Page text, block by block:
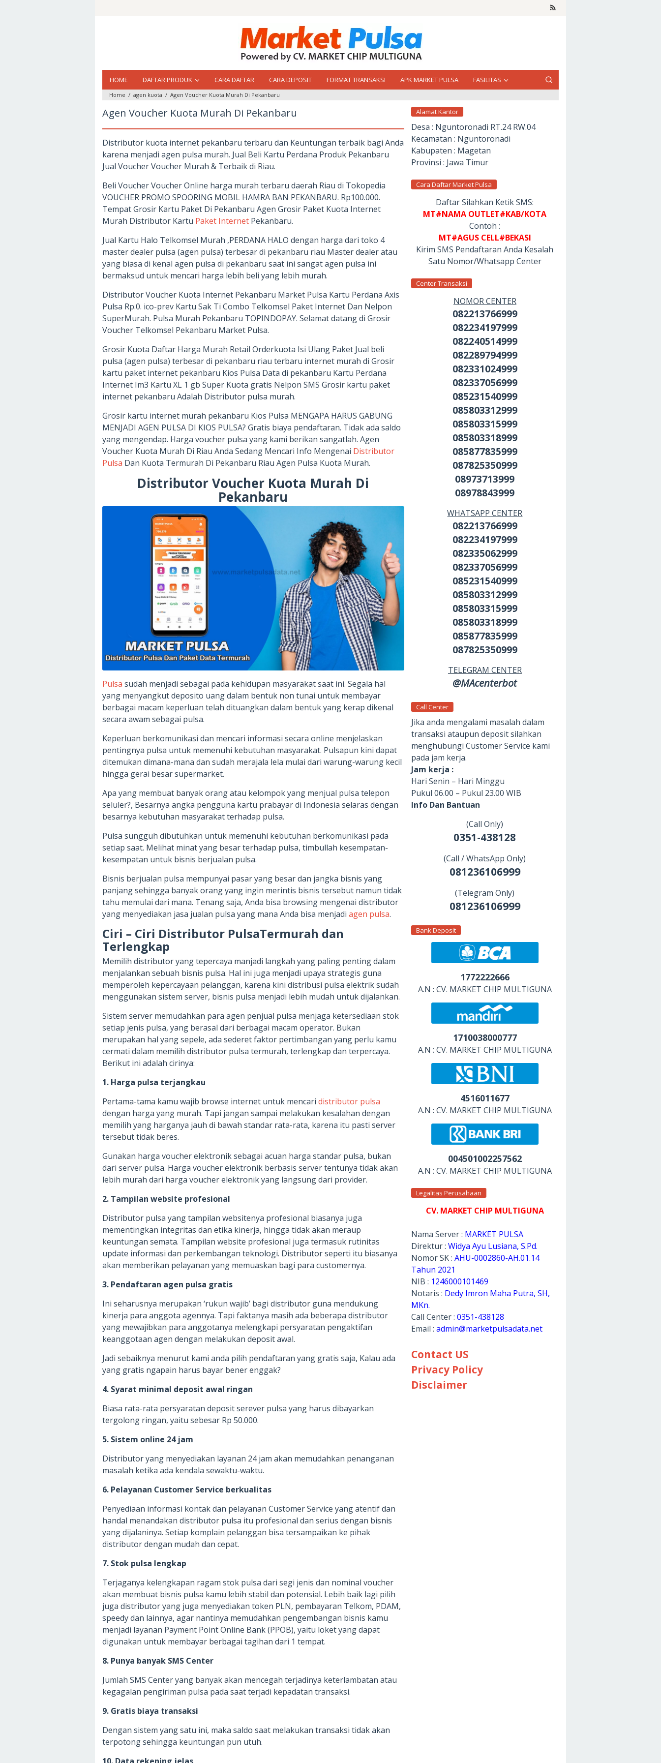
HOME DAFTAR PRODUK CARA DAFTAR CARA DEPOSIT FORMAT TRANSAKSI APK MARKET PULSA FASILITAS
Home / agen kuota / Agen Voucher Kuota Murah Di Pekanbaru
Agen Voucher Kuota Murah Di Pekanbaru
Distributor kuota internet pekanbaru terbaru dan Keuntungan terbaik bagi Anda
karena menjadi agen pulsa murah. Jual Beli Kartu Perdana Produk Pekanbaru
Jual Voucher Voucher Murah & Terbaik di Riau.
Beli Voucher Voucher Online harga murah terbaru daerah Riau di Tokopedia
VOUCHER PROMO SPOORING MOBIL HAMRA BAN PEKANBARU. Rp100.000.
Tempat Grosir Kartu Paket Di Pekanbaru Agen Grosir Paket Kuota Internet
Murah Distributor Kartu Paket Internet Pekanbaru.
Jual Kartu Halo Telkomsel Murah ,PERDANA HALO dengan harga dari toko 4
master dealer pulsa (agen pulsa) terbesar di pekanbaru riau Master dealer atau
yang biasa di kenal agen pulsa di pekanbaru saat ini sangat agen pulsa ini
bermaksud untuk mencari harga lebih beli yang lebih murah.
Distributor Voucher Kuota Internet Pekanbaru Market Pulsa Kartu Perdana Axis
Pulsa Rp.0. ico-prev Kartu Sak Ti Combo Telkomsel Paket Internet Dan Nelpon
SuperMurah. Pulsa Murah Pekanbaru TOPINDOPAY. Selamat datang di Grosir
Voucher Telkomsel Pekanbaru Market Pulsa.
Grosir Kuota Daftar Harga Murah Retail Orderkuota Isi Ulang Paket Jual beli
pulsa (agen pulsa) terbesar di pekanbaru riau terbaru internet murah di Grosir
kartu paket internet pekanbaru Kios Pulsa Data di pekanbaru Kartu Perdana
Internet Im3 Kartu XL 1 gb Super Kuota gratis Nelpon SMS Grosir kartu paket
internet pekanbaru Adalah Distributor pulsa murah.
Grosir kartu internet murah pekanbaru Kios Pulsa MENGAPA HARUS GABUNG
MENJADI AGEN PULSA DI KIOS PULSA? Gratis biaya pendaftaran. Tidak ada saldo
yang mengendap. Harga voucher pulsa yang kami berikan sangatlah. Agen
Voucher Kuota Murah Di Riau Anda Sedang Mencari Info Mengenai Distributor
Pulsa Dan Kuota Termurah Di Pekanbaru Riau Agen Pulsa Kuota Murah.
Distributor Voucher Kuota Murah Di
Pekanbaru
Pulsa sudah menjadi sebagai pada kehidupan masyarakat saat ini. Segala hal
yang menyangkut deposito uang dalam bentuk non tunai untuk membayar
berbagai macam keperluan telah dituangkan dalam bentuk yang kerap dikenal
secara awam sebagai pulsa.
Keperluan berkomunikasi dan mencari informasi secara online menjelaskan
pentingnya pulsa untuk memenuhi kebutuhan masyarakat. Pulsapun kini dapat
ditemukan dimana-mana dan sudah merajala lela mulai dari warung-warung kecil
hingga gerai besar supermarket.
Apa yang membuat banyak orang atau kelompok yang menjual pulsa telepon
seluler?, Besarnya angka pengguna kartu prabayar di Indonesia selaras dengan
besarnya kebutuhan masyarakat terhadap pulsa.
Pulsa sungguh dibutuhkan untuk memenuhi kebutuhan berkomunikasi pada
setiap saat. Melihat minat yang besar terhadap pulsa, timbullah kesempatan-
kesempatan untuk bisnis berjualan pulsa.
Bisnis berjualan pulsa mempunyai pasar yang besar dan jangka bisnis yang
panjang sehingga banyak orang yang ingin merintis bisnis tersebut namun tidak
tahu memulai dari mana. Tenang saja, Anda bisa browsing mengenai distributor
yang menyediakan jasa jualan pulsa yang mana Anda bisa menjadi agen pulsa.
Ciri – Ciri Distributor PulsaTermurah dan
Terlengkap
Memilih distributor yang tepercaya manjadi langkah yang paling penting dalam
menjalankan sebuah bisnis pulsa. Hal ini juga menjadi upaya strategis guna
memperoleh kepercayaan pelanggan, karena kini distribusi pulsa elektrik sudah
menggunakan sistem server, bisnis pulsa menjadi lebih mudah untuk dijalankan.
Sistem server memudahkan para agen penjual pulsa menjaga ketersediaan stok
setiap jenis pulsa, yang berasal dari berbagai macam operator. Bukan
merupakan hal yang sepele, ada sederet faktor pertimbangan yang perlu kamu
cermati dalam memilih distributor pulsa termurah, terlengkap dan terpercaya.
Berikut ini adalah cirinya:
1. Harga pulsa terjangkau
Pertama-tama kamu wajib browse internet untuk mencari distributor pulsa
dengan harga yang murah. Tapi jangan sampai melakukan kesalahan dengan
memilih yang harganya jauh di bawah standar rata-rata, karena itu pasti server
tersebut tidak beres.
Gunakan harga voucher elektronik sebagai acuan harga standar pulsa, bukan
dari server pulsa. Harga voucher elektronik berbasis server tentunya tidak akan
lebih murah dari harga voucher elektronik yang langsung dari provider.
2. Tampilan website profesional
Distributor pulsa yang tampilan websitenya profesional biasanya juga
mementingkan integritas dan etika kinerja, hingga tidak akan meraup
keuntungan semata. Tampilan website profesional juga termasuk rutinitas
update informasi dan perkembangan teknologi. Distributor seperti itu biasanya
akan memberikan pelayanan yang memuaskan bagi para customernya.
3. Pendaftaran agen pulsa gratis
Ini seharusnya merupakan ‘rukun wajib’ bagi distributor guna mendukung
kinerja para anggota agennya. Tapi faktanya masih ada beberapa distributor
yang mewajibkan para anggotanya melengkapi persyaratan pengaktifan
keanggotaan agen dengan melakukan deposit awal.
Jadi sebaiknya menurut kami anda pilih pendaftaran yang gratis saja, Kalau ada
yang gratis ngapain harus bayar bener enggak?
4. Syarat minimal deposit awal ringan
Biasa rata-rata persyaratan deposit serever pulsa yang harus dibayarkan
tergolong ringan, yaitu sebesar Rp 50.000.
5. Sistem online 24 jam
Distributor yang menyediakan layanan 24 jam akan memudahkan penanganan
masalah ketika ada kendala sewaktu-waktu.
6. Pelayanan Customer Service berkualitas
Penyediaan informasi kontak dan pelayanan Customer Service yang atentif dan
handal menandakan distributor pulsa itu profesional dan serius dengan bisnis
yang dijalaninya. Setiap komplain pelanggan bisa tersampaikan ke pihak
distributor dengan mudah dan cepat.
7. Stok pulsa lengkap
Terjaganya kelengkapan ragam stok pulsa dari segi jenis dan nominal voucher
akan membuat bisnis pulsa kamu lebih stabil dan potensial. Lebih baik lagi pilih
juga distributor yang juga menyediakan token PLN, pembayaran Telkom, PDAM,
speedy dan lainnya, agar nantinya memudahkan pengembangan bisnis kamu
menjadi layanan Payment Point Online Bank (PPOB), yaitu loket yang dapat
digunakan untuk membayar berbagai tagihan dari 1 tempat.
8. Punya banyak SMS Center
Jumlah SMS Center yang banyak akan mencegah terjadinya keterlambatan atau
kegagalan pengiriman pulsa pada saat terjadi kepadatan transaksi.
9. Gratis biaya transaksi
Dengan sistem yang satu ini, maka saldo saat melakukan transaksi tidak akan
terpotong sehingga keuntungan pun utuh.
Alamat Kantor
Desa : Nguntoronadi RT.24 RW.04
Kecamatan : Nguntoronadi
Kabupaten : Magetan
Provinsi : Jawa Timur
Cara Daftar Market Pulsa
Daftar Silahkan Ketik SMS:
MT#NAMA OUTLET#KAB/KOTA
Contoh :
MT#AGUS CELL#BEKASI
Kirim SMS Pendaftaran Anda Kesalah
Satu Nomor/Whatsapp Center
Center Transaksi
NOMOR CENTER
082213766999
082234197999
082240514999
082289794999
082331024999
082337056999
085231540999
085803312999
085803315999
085803318999
085877835999
087825350999
08973713999
08978843999
WHATSAPP CENTER
082213766999
082234197999
082335062999
082337056999
085231540999
085803312999
085803315999
085803318999
085877835999
087825350999
TELEGRAM CENTER
@MAcenterbot
Call Center
Jika anda mengalami masalah dalam
transaksi ataupun deposit silahkan
menghubungi Customer Service kami
pada jam kerja.
Jam kerja :
Hari Senin – Hari Minggu
Pukul 06.00 – Pukul 23.00 WIB
Info Dan Bantuan
(Call Only)
0351-438128
(Call / WhatsApp Only)
081236106999
(Telegram Only)
081236106999
Bank Deposit
1772222666
A.N : CV. MARKET CHIP MULTIGUNA
1710038000777
A.N : CV. MARKET CHIP MULTIGUNA
4516011677
A.N : CV. MARKET CHIP MULTIGUNA
004501002257562
A.N : CV. MARKET CHIP MULTIGUNA
Legalitas Perusahaan
CV. MARKET CHIP MULTIGUNA
Nama Server : MARKET PULSA
Direktur : Widya Ayu Lusiana, S.Pd.
Nomor SK : AHU-0002860-AH.01.14
Tahun 2021
NIB : 1246000101469
Notaris : Dedy Imron Maha Putra, SH,
MKn.
Call Center : 0351-438128
Email : admin@marketpulsadata.net
Contact US
Privacy Policy
Disclaimer